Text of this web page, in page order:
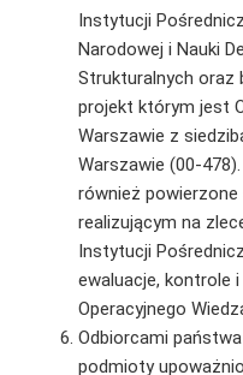
Instytucji
Narodowej i Nauki
Strukturalnych oraz
projekt którym jest
Warszawie z
Warszawie (00-
również
realizującym na
Instytucji
ewaluacje, kontrole
Operacyjnego
Odbiorcami
podmioty